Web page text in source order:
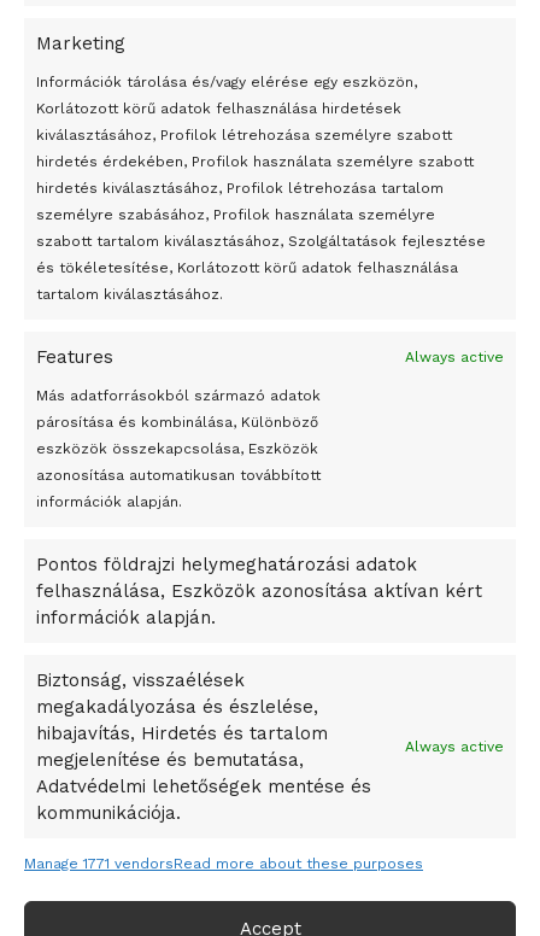
Marketing
Információk tárolása és/vagy elérése egy eszközön,
Korlátozott körű adatok felhasználása hirdetések
kiválasztásához, Profilok létrehozása személyre szabott
hirdetés érdekében, Profilok használata személyre szabott
hirdetés kiválasztásához, Profilok létrehozása tartalom
személyre szabásához, Profilok használata személyre
szabott tartalom kiválasztásához, Szolgáltatások fejlesztése
és tökéletesítése, Korlátozott körű adatok felhasználása
tartalom kiválasztásához.
Features Always active
Más adatforrásokból származó adatok
párosítása és kombinálása, Különböző
eszközök összekapcsolása, Eszközök
azonosítása automatikusan továbbított
információk alapján.
Pontos földrajzi helymeghatározási adatok
felhasználása, Eszközök azonosítása aktívan kért
információk alapján.
Biztonság, visszaélések
megakadályozása és észlelése,
hibajavítás, Hirdetés és tartalom
megjelenítése és bemutatása,
Adatvédelmi lehetőségek mentése és
kommunikációja.
Always active
Manage 1771 vendorsRead more about these purposes
Accept
Átmenetileg szünetelnek az összecsapások Bahmutnál
Egy vagyonért adták el Banksy művét miután elégették.
Az 1950-ben elhunyt alkotók művei szabadon
felhasználhatóvá válnak
Peking – A visegrádi országok zsidó kulturális örökségét
bemutató fotókiállítás nyílt
Megveszi az osztrák Wienerberger az amerikai Meridian
Bricket
A Startup Campus egyetemi programjainak legjobbjai az
A Ringo Starr új albummal jelentkezik
A Vajdasági Magyar Szövetség államtitkárait kinevezték
Dzsingisz kán hódító hadjárata okozta
Kuramagomedov ötödik, Muszukajev elődöntős – Birkózó
világkupa